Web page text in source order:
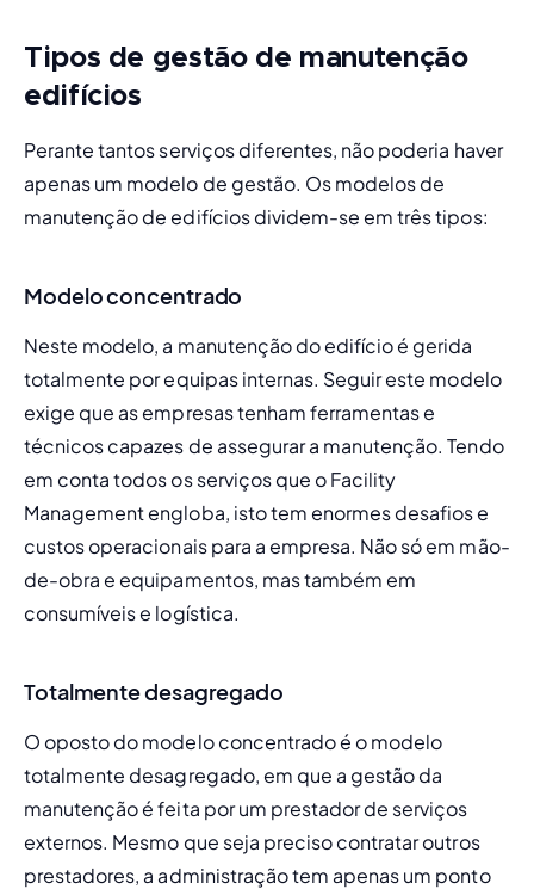
Tipos de gestão de manutenção
edifícios
Perante tantos serviços diferentes, não poderia haver
apenas um modelo de gestão. Os modelos de
manutenção de edifícios dividem-se em três tipos:
Modelo concentrado
Neste modelo, a manutenção do edifício é gerida
totalmente por equipas internas. Seguir este modelo
exige que as empresas tenham ferramentas e
técnicos capazes de assegurar a manutenção. Tendo
em conta todos os serviços que o Facility
Management engloba, isto tem enormes desafios e
custos operacionais para a empresa. Não só em mão-
de-obra e equipamentos, mas também em
consumíveis e logística.
Totalmente desagregado
O oposto do modelo concentrado é o modelo
totalmente desagregado, em que a gestão da
manutenção é feita por um prestador de serviços
externos. Mesmo que seja preciso contratar outros
prestadores, a administração tem apenas um ponto